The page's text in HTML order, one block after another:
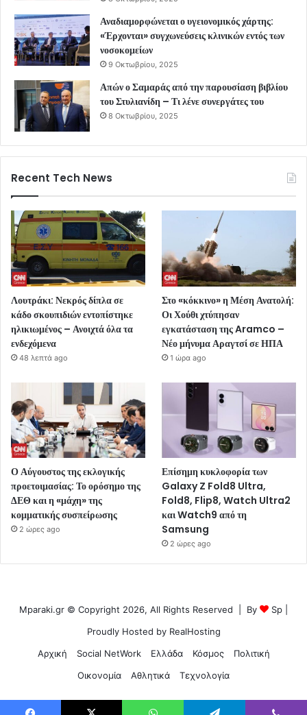
Αναδιαμορφώνεται ο υγειονομικός χάρτης:
«Έρχονται» συγχωνεύσεις κλινικών εντός των
νοσοκομείων
9 Οκτωβρίου, 2025
Απών ο Σαμαράς από την παρουσίαση βιβλίου
του Στυλιανίδη – Τι λένε συνεργάτες του
8 Οκτωβρίου, 2025
Recent Tech News
Λουτράκι: Νεκρός δίπλα σε
κάδο σκουπιδιών εντοπίστηκε
ηλικιωμένος – Ανοιχτά όλα τα
ενδεχόμενα
48 λεπτά ago
Στο «κόκκινο» η Μέση Ανατολή:
Οι Χούθι χτύπησαν
εγκατάσταση της Aramco –
Νέο μήνυμα Αραγτσί σε ΗΠΑ
1 ώρα ago
Ο Αύγουστος της εκλογικής
προετοιμασίας: Το ορόσημο της
ΔΕΘ και η «μάχη» της
κομματικής συσπείρωσης
2 ώρες ago
Επίσημη κυκλοφορία των
Galaxy Z Fold8 Ultra,
Fold8, Flip8, Watch Ultra2
και Watch9 από τη
Samsung
2 ώρες ago
Mparaki.gr © Copyright 2026, All Rights Reserved | By Sp
Proudly Hosted by RealHosting
Αρχική
Social NetWork Ελλάδα Κόσμος
Πολιτική
Οικονομία
Αθλητικά Τεχνολογία